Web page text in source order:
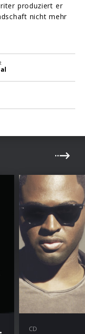
produziert er
nicht mehr
CD